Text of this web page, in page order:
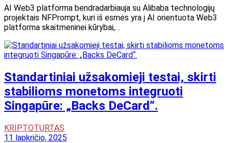
AI Web3 platforma bendradarbiauja su Alibaba technologijų
projektais NFPrompt, kuri iš esmės yra į AI orientuota Web3
platforma skaitmeninei kūrybai,…
Standartiniai užsakomieji testai, skirti
stabilioms monetoms integruoti
Singapūre: „Backs DeCard“.
KRIPTOTURTAS
11 lapkričio, 2025